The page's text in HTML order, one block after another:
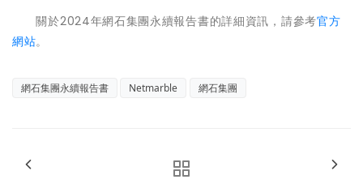
關於2024年網石集團永續報告書的詳細資訊，請參考官方
網站。
網石集團永續報告書 Netmarble 網石集團